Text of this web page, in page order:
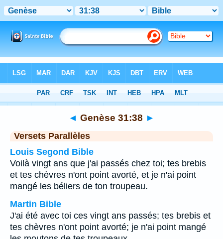
Chapitre 31 > Verset 38
◄ Genèse 31:38 ►
Versets Parallèles
Louis Segond Bible
Voilà vingt ans que j'ai passés chez toi; tes brebis
et tes chèvres n'ont point avorté, et je n'ai point
mangé les béliers de ton troupeau.
Martin Bible
J'ai été avec toi ces vingt ans passés; tes brebis et
tes chèvres n'ont point avorté; je n'ai point mangé